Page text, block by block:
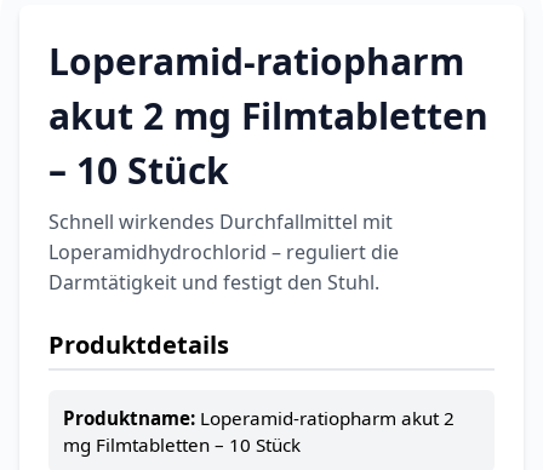
Loperamid-ratiopharm
akut 2 mg Filmtabletten
– 10 Stück
Schnell wirkendes Durchfallmittel mit
Loperamidhydrochlorid – reguliert die
Darmtätigkeit und festigt den Stuhl.
Produktdetails
Produktname: Loperamid-ratiopharm akut 2
mg Filmtabletten – 10 Stück